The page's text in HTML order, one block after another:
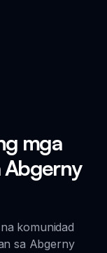
mga
Abgerny
komunidad
sa Abgerny